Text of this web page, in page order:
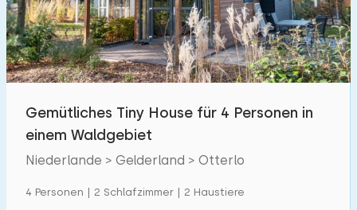
Gemütliches Tiny House für 4 Personen in
einem Waldgebiet
Niederlande > Gelderland > Otterlo
4 Personen | 2 Schlafzimmer | 2 Haustiere